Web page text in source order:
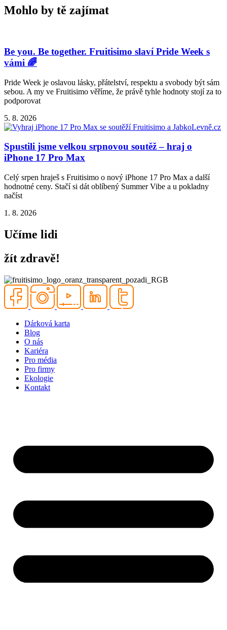
Mohlo by tě zajímat
Be you. Be together. Fruitisimo slaví Pride Week s
vámi 🌈
Pride Week je oslavou lásky, přátelství, respektu a svobody být sám
sebou. A my ve Fruitisimo věříme, že právě tyhle hodnoty stojí za to
podporovat
5. 8. 2026
Spustili jsme velkou srpnovou soutěž – hraj o
iPhone 17 Pro Max
Celý srpen hraješ s Fruitisimo o nový iPhone 17 Pro Max a další
hodnotné ceny. Stačí si dát oblíbený Summer Vibe a u pokladny
načíst
1. 8. 2026
Učíme lidi
žít zdravě!
Dárková karta
Blog
O nás
Kariéra
Pro média
Pro firmy
Ekologie
Kontakt